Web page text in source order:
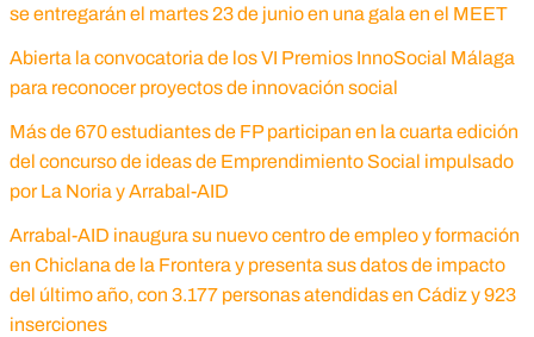
se entregarán el martes 23 de junio en una gala en el MEET
Abierta la convocatoria de los VI Premios InnoSocial Málaga
para reconocer proyectos de innovación social
Más de 670 estudiantes de FP participan en la cuarta edición
del concurso de ideas de Emprendimiento Social impulsado
por La Noria y Arrabal-AID
Arrabal-AID inaugura su nuevo centro de empleo y formación
en Chiclana de la Frontera y presenta sus datos de impacto
del último año, con 3.177 personas atendidas en Cádiz y 923
inserciones